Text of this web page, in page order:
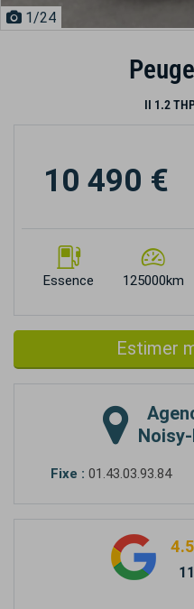
1 /24
II 1.2
Essence 125000km
10 490 €
Estimer
Fixe : 01.43.03.93.84
4.5